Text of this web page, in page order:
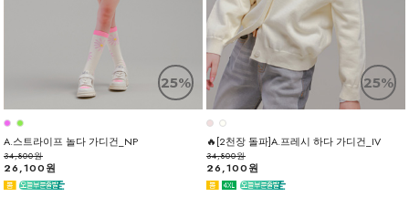
25%
A.스트라이프 놀다 가디건_NP
34,800원
26,100원
25%
🔥[2천장 돌파]A.프레시 하다 가디건_IV
34,800원
26,100원